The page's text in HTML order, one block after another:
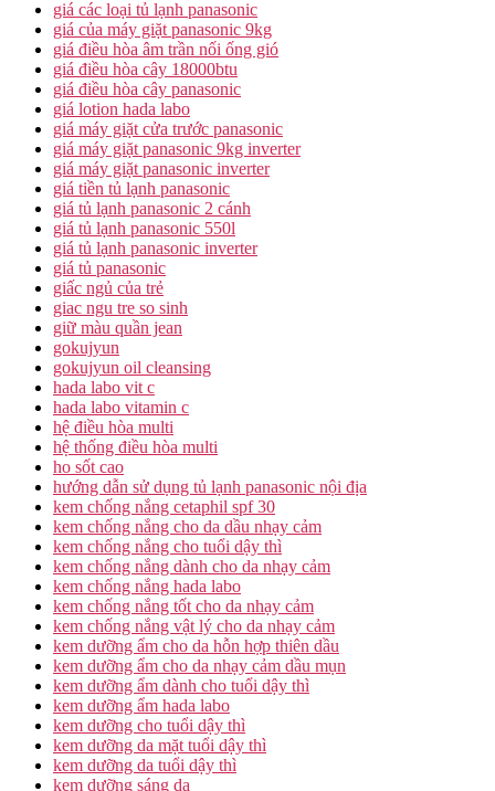
giá các loại tủ lạnh panasonic
giá của máy giặt panasonic 9kg
giá điều hòa âm trần nối ống gió
giá điều hòa cây 18000btu
giá điều hòa cây panasonic
giá lotion hada labo
giá máy giặt cửa trước panasonic
giá máy giặt panasonic 9kg inverter
giá máy giặt panasonic inverter
giá tiền tủ lạnh panasonic
giá tủ lạnh panasonic 2 cánh
giá tủ lạnh panasonic 550l
giá tủ lạnh panasonic inverter
giá tủ panasonic
giấc ngủ của trẻ
giac ngu tre so sinh
giữ màu quần jean
gokujyun
gokujyun oil cleansing
hada labo vit c
hada labo vitamin c
hệ điều hòa multi
hệ thống điều hòa multi
ho sốt cao
hướng dẫn sử dụng tủ lạnh panasonic nội địa
kem chống nắng cetaphil spf 30
kem chống nắng cho da dầu nhạy cảm
kem chống nắng cho tuổi dậy thì
kem chống nắng dành cho da nhạy cảm
kem chống nắng hada labo
kem chống nắng tốt cho da nhạy cảm
kem chống nắng vật lý cho da nhạy cảm
kem dưỡng ẩm cho da hỗn hợp thiên dầu
kem dưỡng ẩm cho da nhạy cảm dầu mụn
kem dưỡng ẩm dành cho tuổi dậy thì
kem dưỡng ẩm hada labo
kem dưỡng cho tuổi dậy thì
kem dưỡng da mặt tuổi dậy thì
kem dưỡng da tuổi dậy thì
kem dưỡng sáng da